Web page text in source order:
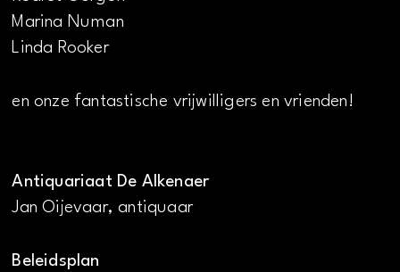
Marina Numan
Linda Rooker
en onze fantastische vrijwilligers en vrienden!
Antiquariaat De Alkenaer
Jan Oijevaar, antiquaar
Beleidsplan